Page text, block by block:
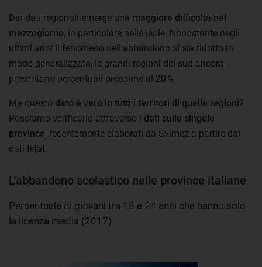
Dai dati regionali emerge una maggiore difficoltà nel
mezzogiorno, in particolare nelle isole. Nonostante negli
ultimi anni il fenomeno dell'abbandono si sia ridotto in
modo generalizzato, le grandi regioni del sud ancora
presentano percentuali prossime al 20%.
Ma questo dato è vero in tutti i territori di quelle regioni?
Possiamo verificarlo attraverso i dati sulle singole
province, recentemente elaborati da Svimez a partire dai
dati Istat.
L’abbandono scolastico nelle province italiane
Percentuale di giovani tra 18 e 24 anni che hanno solo
la licenza media (2017)